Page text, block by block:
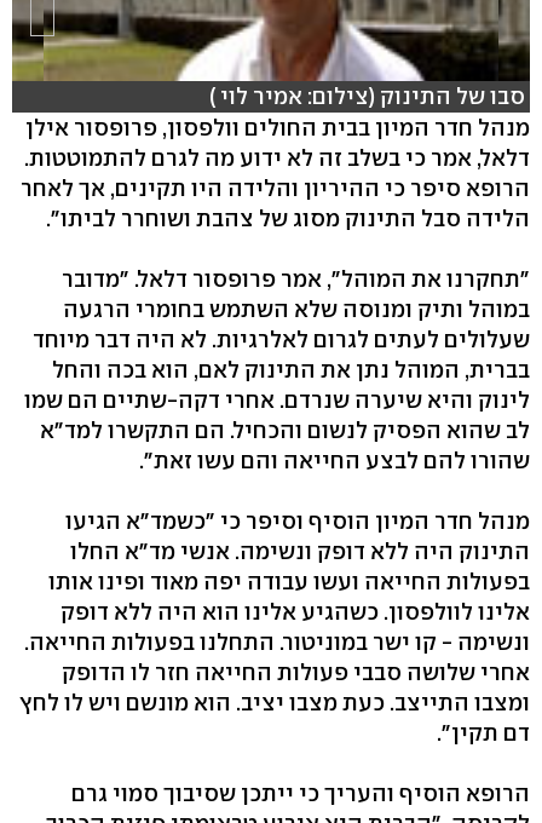
סבו של התינוק (צילום: אמיר לוי )
מנהל חדר המיון בבית החולים וולפסון, פרופסור אילן
דלאל, אמר כי בשלב זה לא ידוע מה לגרם להתמוטטות.
הרופא סיפר כי ההיריון והלידה היו תקינים, אך לאחר
הלידה סבל התינוק מסוג של צהבת ושוחרר לביתו".
"תחקרנו את המוהל", אמר פרופסור דלאל. "מדובר
במוהל ותיק ומנוסה שלא השתמש בחומרי הרגעה
שעלולים לעתים לגרום לאלרגיות. לא היה דבר מיוחד
בברית, המוהל נתן את התינוק לאם, הוא בכה והחל
לינוק והיא שיערה שנרדם. אחרי דקה-שתיים הם שמו
לב שהוא הפסיק לנשום והכחיל. הם התקשרו למד"א
שהורו להם לבצע החייאה והם עשו זאת".
מנהל חדר המיון הוסיף וסיפר כי "כשמד"א הגיעו
התינוק היה ללא דופק ונשימה. אנשי מד"א החלו
בפעולות החייאה ועשו עבודה יפה מאוד ופינו אותו
אלינו לוולפסון. כשהגיע אלינו הוא היה ללא דופק
ונשימה - קו ישר במוניטור. התחלנו בפעולות החייאה.
אחרי שלושה סבבי פעולות החייאה חזר לו הדופק
ומצבו התייצב. כעת מצבו יציב. הוא מונשם ויש לו לחץ
דם תקין".
הרופא הוסיף והעריך כי ייתכן שסיבוך סמוי גרם